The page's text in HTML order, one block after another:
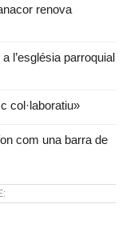
renova
l’església parroquial
col·laboratiu»
com una barra de